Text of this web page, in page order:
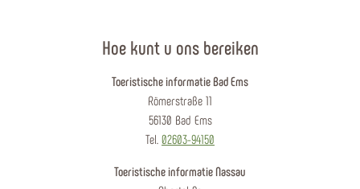
Hoe kunt u ons bereiken
Toeristische informatie Bad Ems
Römerstraße 11
56130 Bad Ems
Tel. 02603-94150
Toeristische informatie Nassau